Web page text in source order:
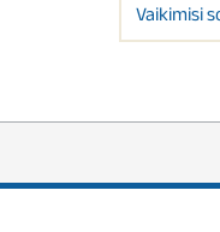
Vaikimisi